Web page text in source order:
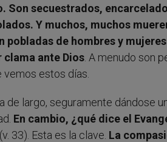
Son secuestrados,
Y muchos, muchos
de hombres y
clama ante Dios . A menudo son
estos días.
largo, seguramente dándose
En cambio, ¿qué dice el
(v. 33). Esta es la clave. La